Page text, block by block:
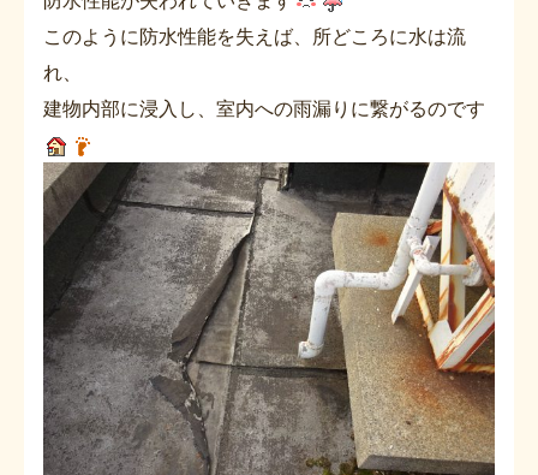
このように防水性能を失えば、所どころに水は流
れ、
建物内部に浸入し、室内への雨漏りに繋がるのです